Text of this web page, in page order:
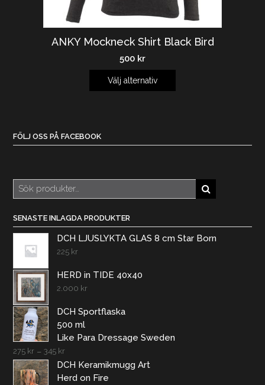
ANKY Mockneck Shirt Black Bird
500 kr
Välj alternativ
FÖLJ OSS PÅ FACEBOOK
Sök
efter:
SENASTE INLAGDA PRODUKTER
DCH LJUSLYKTA GLAS 8 cm Star Born
225 kr
HERD in TIDE 40x40
2.000 kr
DCH Sportflaska
500 ml
Like Para Dressage Sweden
275 kr – 345 kr
DCH Keramikmugg Art
Herd on Fire